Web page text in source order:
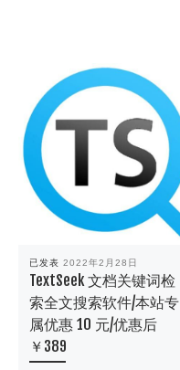
已发表 2022年2月28日
TextSeek 文档关键词检
索全文搜索软件/本站专
属优惠 10 元/优惠后
￥389